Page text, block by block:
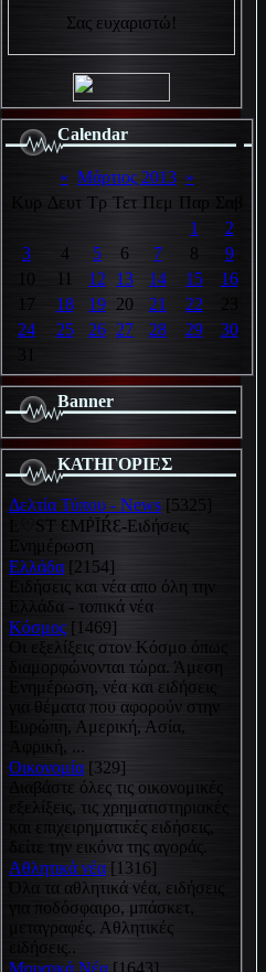
Σας ευχαριστώ!
Calendar
« Μάρτιος 2013 »
Κυρ Δευτ Τρ Τετ Πεμ Παρ Σαβ
1
2
3
4 5 6 7 8
9
10
11 12 13 14 15
16
17
18 19 20 21 22
24
25 26 27 28 29
30
Banner
ΚΑΤΗΓΟΡΙΕΣ
Δελτία Τύπου - News [5325]
Ŀ♡SƬ ƐMṖĪŔƐ-Ειδήσεις
Ενημέρωση
Ελλάδα [2154]
Ειδήσεις και νέα απο όλη την
Ελλάδα - τοπικά νέα
Κόσμος [1469]
Οι εξελίξεις στον Κόσμο όπως
διαμορφώνονται τώρα. Άμεση
Ενημέρωση, νέα και ειδήσεις
για θέματα που αφορούν στην
Ευρώπη, Αμερική, Ασία,
Αφρική, ...
Οικονομία [329]
Διαβάστε όλες τις οικονομικές
εξελίξεις, τις χρηματιστηριακές
και επιχειρηματικές ειδήσεις,
δείτε την εικόνα της αγοράς.
Αθλητικά νέα [1316]
Όλα τα αθλητικά νέα, ειδήσεις
για ποδόσφαιρο, μπάσκετ,
μεταγραφές. Αθλητικές
ειδήσεις..
Μουσικά Νέα [1643]